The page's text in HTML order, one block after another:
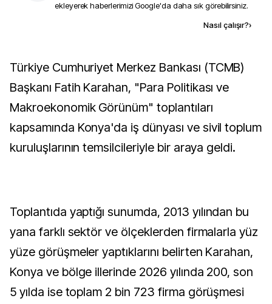
ekleyerek haberlerimizi Google'da daha sık görebilirsiniz.
Nasıl çalışır?›
Türkiye Cumhuriyet Merkez Bankası (TCMB)
Başkanı Fatih Karahan, "Para Politikası ve
Makroekonomik Görünüm" toplantıları
kapsamında Konya'da iş dünyası ve sivil toplum
kuruluşlarının temsilcileriyle bir araya geldi.
Toplantıda yaptığı sunumda, 2013 yılından bu
yana farklı sektör ve ölçeklerden firmalarla yüz
yüze görüşmeler yaptıklarını belirten Karahan,
Konya ve bölge illerinde 2026 yılında 200, son
5 yılda ise toplam 2 bin 723 firma görüşmesi